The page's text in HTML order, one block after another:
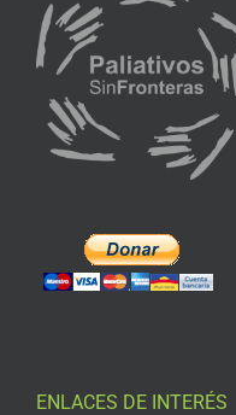
ENLACES DE INTERÉS